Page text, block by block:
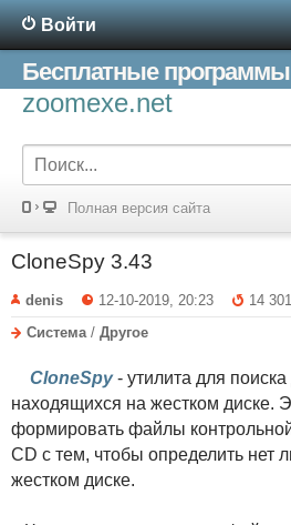
Войти
Бесплатные программы
zoomexe.net
Полная версия сайта
CloneSpy 3.43
denis 12-10-2019, 20:23
14 301
Система / Другое
CloneSpy- утилита для
находящихся на жестком диске.
формировать файлы
CD с тем, чтобы определить нет
жестком диске.